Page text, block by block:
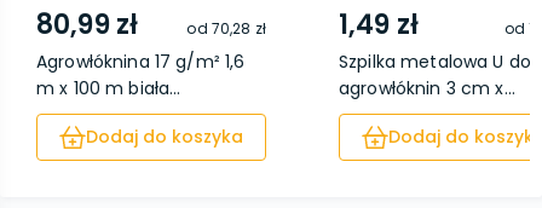
80,99 zł od 70,28 zł
Agrowłóknina 17 g/m² 1,6
m x 100 m biała...
Dodaj do koszyka
1,49 zł od
Szpilka metalowa U do
agrowłóknin 3 cm x...
Dodaj do